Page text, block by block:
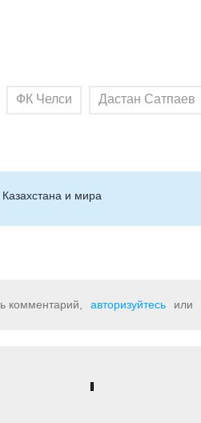
ФК Челси Дастан Сатпаев
и мира
комментарий, авторизуйтесь или